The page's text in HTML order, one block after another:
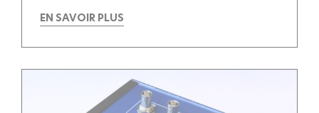
EN SAVOIR PLUS